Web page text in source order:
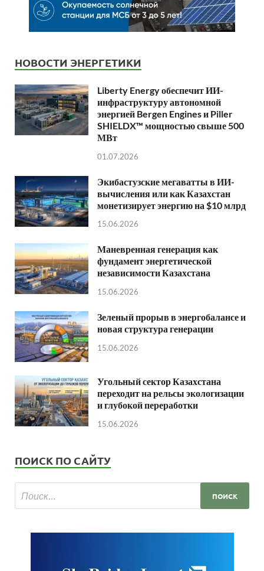
НОВОСТИ ЭНЕРГЕТИКИ
Liberty Energy обеспечит ИИ-
инфраструктуру автономной
энергией Bergen Engines и Piller
SHIELDX™ мощностью свыше 500
МВт
01.07.2026
Экибастузские мегаватты в ИИ-
вычисления или как Казахстан
монетизирует энергию на $10 млрд
15.06.2026
Маневренная генерация как
фундамент энергетической
независимости Казахстана
15.06.2026
Зеленый прорыв в энергобалансе и
новая структура генерации
15.06.2026
Угольный сектор Казахстана
переходит на рельсы экологизации
и глубокой переработки
15.06.2026
ПОИСК ПО САЙТУ